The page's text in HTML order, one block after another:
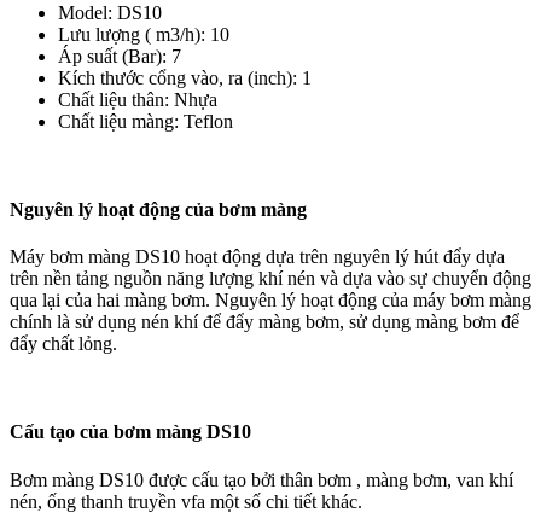
Model: DS10
Lưu lượng ( m3/h): 10
Áp suất (Bar): 7
Kích thước cổng vào, ra (inch): 1
Chất liệu thân: Nhựa
Chất liệu màng: Teflon
Nguyên lý hoạt động của bơm màng
Máy bơm màng DS10 hoạt động dựa trên nguyên lý hút đẩy dựa
trên nền tảng nguồn năng lượng khí nén và dựa vào sự chuyển động
qua lại của hai màng bơm. Nguyên lý hoạt động của máy bơm màng
chính là sử dụng nén khí để đẩy màng bơm, sử dụng màng bơm để
đẩy chất lỏng.
Cấu tạo của bơm màng DS10
Bơm màng DS10 được cấu tạo bởi thân bơm , màng bơm, van khí
nén, ống thanh truyền vfa một số chi tiết khác.